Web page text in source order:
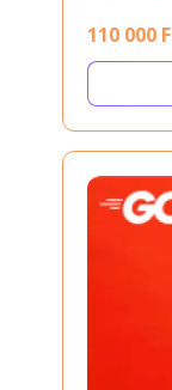
110 000